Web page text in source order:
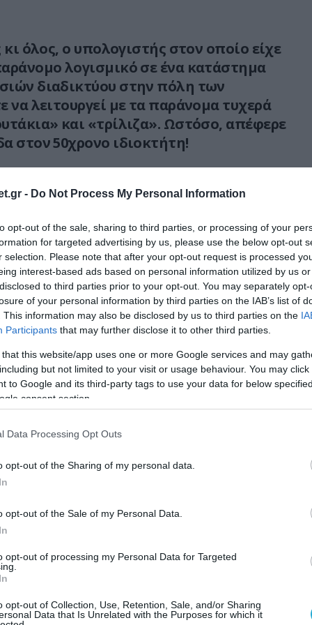
- Do Not Process My Personal Information
opt-out of the sale, sharing to third parties, or processing of your
for targeted advertising by us, please use the below opt-out
selection. Please note that after your opt-out request is processed
interest-based ads based on personal information utilized by us
to third parties prior to your opt-out. You may separately
of your personal information by third parties on the IAB’s list of
This information may also be disclosed by us to third parties on the
Participants that may further disclose it to other third parties.
that this website/app uses one or more Google services and may
but not limited to your visit or usage behaviour. You may
to Google and its third-party tags to use your data for below
consent section.
Data Processing Opt Outs
opt-out of the Sharing of my personal data.
opt-out of the Sale of my Personal Data.
opt-out of processing my Personal Data for Targeted
opt-out of Collection, Use, Retention, Sale, and/or Sharing
Data that Is Unrelated with the Purposes for which it
όλος, ο υπολογιστής στον οποίο είχε
λογισμικό σε ένα κατάστημα
διαδικτύου στην πόλη των
να λειτουργεί με τα παράνομα τυχερά
και «τρίλιζα». Ωστόσο, απέφερε
στον 50χρονο ιδιοκτήτη!
συνέλαβαν την 43χρονη Ελληνίδα
από την οθόνη μέσω του κεντρικού
Μαζί της, συνελήφθησαν ο ιδιοκτήτης,
Ουκρανή υπάλληλος και ένας 57χρονος
τα απαγορευμένα «φρουτάκια».
υπολογιστών κατασχέθηκαν, όπως και
στο ταμείο της επιχείρησης και
από τον παράνομο τζόγο.
παραπέμφθηκαν στον εισαγγελέα
Ιωαννίνων κατηγορούμενοι για λειτουργία,
σε διεξαγωγή τυχερών παιγνίων.
defencenet.gr
ΑΡΘΡΟ